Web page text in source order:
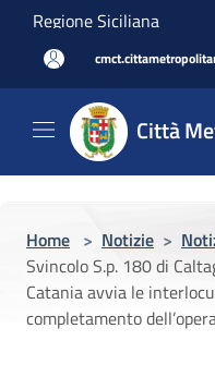
Salta al contenuto principale
Regione Siciliana
Città
Home > Notizie >
Svincolo S.p. 180 di
Catania avvia le
completamento